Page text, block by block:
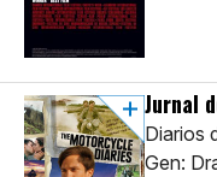
Jurnal
Diarios
Gen: